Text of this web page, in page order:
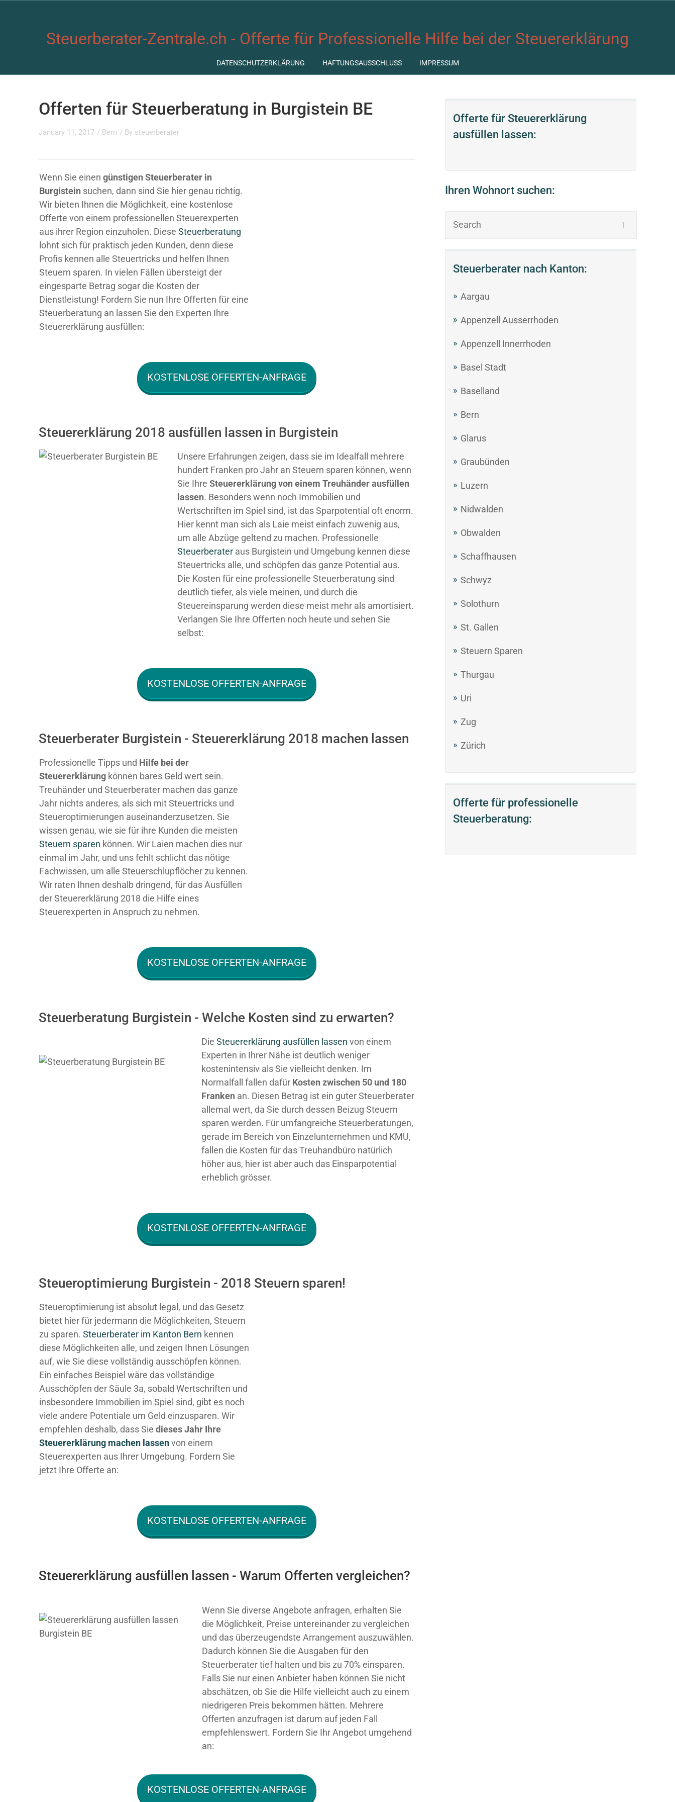
Steuerberater-Zentrale.ch - Offerte für Professionelle Hilfe bei der Steuererklärung
DATENSCHUTZERKLÄRUNG HAFTUNGSAUSSCHLUSS IMPRESSUM
Offerte für Steuererklärung
ausfüllen lassen:
Ihren Wohnort suchen:
Steuerberater nach Kanton:
Aargau
Appenzell Ausserrhoden
Appenzell Innerrhoden
Basel Stadt
Baselland
Bern
Glarus
Graubünden
Luzern
Nidwalden
Obwalden
Schaffhausen
Schwyz
Solothurn
St. Gallen
Steuern Sparen
Thurgau
Uri
Zug
Zürich
Offerte für professionelle
Steuerberatung:
Offerten für Steuerberatung in Burgistein BE
January 11, 2017 / Bern / By steuerberater
Wenn Sie einen günstigen Steuerberater in
Burgistein suchen, dann sind Sie hier genau richtig.
Wir bieten Ihnen die Möglichkeit, eine kostenlose
Offerte von einem professionellen Steuerexperten
aus ihrer Region einzuholen. Diese Steuerberatung
lohnt sich für praktisch jeden Kunden, denn diese
Profis kennen alle Steuertricks und helfen Ihnen
Steuern sparen. In vielen Fällen übersteigt der
eingesparte Betrag sogar die Kosten der
Dienstleistung! Fordern Sie nun Ihre Offerten für eine
Steuerberatung an lassen Sie den Experten Ihre
Steuererklärung ausfüllen:
KOSTENLOSE OFFERTEN-ANFRAGE
Steuererklärung 2018 ausfüllen lassen in Burgistein
Unsere Erfahrungen zeigen, dass sie im Idealfall mehrere
hundert Franken pro Jahr an Steuern sparen können, wenn
Sie Ihre Steuererklärung von einem Treuhänder ausfüllen
lassen. Besonders wenn noch Immobilien und
Wertschriften im Spiel sind, ist das Sparpotential oft enorm.
Hier kennt man sich als Laie meist einfach zuwenig aus,
um alle Abzüge geltend zu machen. Professionelle
Steuerberater aus Burgistein und Umgebung kennen diese
Steuertricks alle, und schöpfen das ganze Potential aus.
Die Kosten für eine professionelle Steuerberatung sind
deutlich tiefer, als viele meinen, und durch die
Steuereinsparung werden diese meist mehr als amortisiert.
Verlangen Sie Ihre Offerten noch heute und sehen Sie
selbst:
KOSTENLOSE OFFERTEN-ANFRAGE
Steuerberater Burgistein - Steuererklärung 2018 machen lassen
Professionelle Tipps und Hilfe bei der
Steuererklärung können bares Geld wert sein.
Treuhänder und Steuerberater machen das ganze
Jahr nichts anderes, als sich mit Steuertricks und
Steueroptimierungen auseinanderzusetzen. Sie
wissen genau, wie sie für ihre Kunden die meisten
Steuern sparen können. Wir Laien machen dies nur
einmal im Jahr, und uns fehlt schlicht das nötige
Fachwissen, um alle Steuerschlupflöcher zu kennen.
Wir raten Ihnen deshalb dringend, für das Ausfüllen
der Steuererklärung 2018 die Hilfe eines
Steuerexperten in Anspruch zu nehmen.
KOSTENLOSE OFFERTEN-ANFRAGE
Steuerberatung Burgistein - Welche Kosten sind zu erwarten?
Die Steuererklärung ausfüllen lassen von einem
Experten in Ihrer Nähe ist deutlich weniger
kostenintensiv als Sie vielleicht denken. Im
Normalfall fallen dafür Kosten zwischen 50 und 180
Franken an. Diesen Betrag ist ein guter Steuerberater
allemal wert, da Sie durch dessen Beizug Steuern
sparen werden. Für umfangreiche Steuerberatungen,
gerade im Bereich von Einzelunternehmen und KMU,
fallen die Kosten für das Treuhandbüro natürlich
höher aus, hier ist aber auch das Einsparpotential
erheblich grösser.
KOSTENLOSE OFFERTEN-ANFRAGE
Steueroptimierung Burgistein - 2018 Steuern sparen!
Steueroptimierung ist absolut legal, und das Gesetz
bietet hier für jedermann die Möglichkeiten, Steuern
zu sparen. Steuerberater im K anton Bern kennen
diese Möglichkeiten alle, und zeigen Ihnen Lösungen
auf, wie Sie diese vollständig ausschöpfen können.
Ein einfaches Beispiel wäre das vollständige
Ausschöpfen der Säule 3a, sobald Wertschriften und
insbesondere Immobilien im Spiel sind, gibt es noch
viele andere Potentiale um Geld einzusparen. Wir
empfehlen deshalb, dass Sie diesesJahr Ihre
Steuererklärung machen lassenvon einem
Steuerexperten aus Ihrer Umgebung. Fordern Sie
jetzt Ihre Offerte an:
KOSTENLOSE OFFERTEN-ANFRAGE
Steuererklärung ausfüllen lassen - Warum Offerten vergleichen?
Wenn Sie diverse Angebote anfragen, erhalten Sie
die Möglichkeit, Preise untereinander zu vergleichen
und das überzeugendste Arrangement auszuwählen.
Dadurch können Sie die Ausgaben für den
Steuerberater tief halten und bis zu 70% einsparen.
Falls Sie nur einen Anbieter haben können Sie nicht
abschätzen, ob Sie die Hilfe vielleicht auch zu einem
niedrigeren Preis bekommen hätten. Mehrere
Offerten anzufragen ist darum auf jeden Fall
empfehlenswert. Fordern Sie Ihr Angebot umgehend
an:
KOSTENLOSE OFFERTEN-ANFRAGE